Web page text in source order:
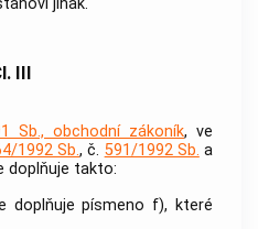
III
Sb., obchodní zákoník, ve
1992 Sb., č. 591/1992 Sb. a
doplňuje takto:
doplňuje písmeno f), které